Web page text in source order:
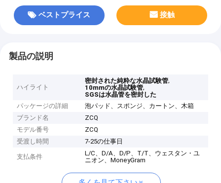
ベストプライス 接触
製品の説明
ハイライト
密封された純粋な水晶試験管,
10mmの水晶試験管,
SGSは水晶管を密封した
パッケージの詳細
泡パッド、スポンジ、カートン、木箱
ブランド名
ZCQ
モデル番号
ZCQ
受渡し時間
7-25の仕事日
支払条件
L/C、D/A、D/P、T/T、ウェスタン・ユ
ニオン、MoneyGram